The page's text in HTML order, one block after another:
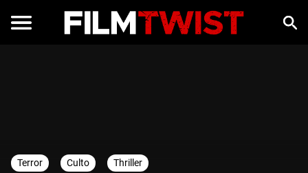
Terror Culto Thriller